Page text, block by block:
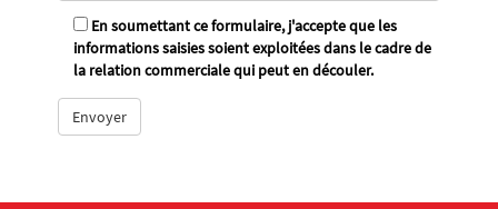
En soumettant ce formulaire, j'accepte que les
informations saisies soient exploitées dans le cadre de
la relation commerciale qui peut en découler.